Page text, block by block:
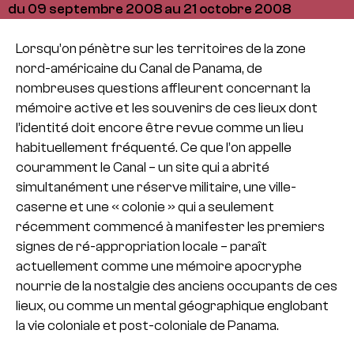
du 09 septembre 2008 au 21 octobre 2008
Lorsqu’on pénètre sur les territoires de la zone
nord-américaine du Canal de Panama, de
nombreuses questions affleurent concernant la
mémoire active et les souvenirs de ces lieux dont
l’identité doit encore être revue comme un lieu
habituellement fréquenté. Ce que l’on appelle
couramment le Canal – un site qui a abrité
simultanément une réserve militaire, une ville-
caserne et une « colonie » qui a seulement
récemment commencé à manifester les premiers
signes de ré-appropriation locale – paraît
actuellement comme une mémoire apocryphe
nourrie de la nostalgie des anciens occupants de ces
lieux, ou comme un mental géographique englobant
la vie coloniale et post-coloniale de Panama.